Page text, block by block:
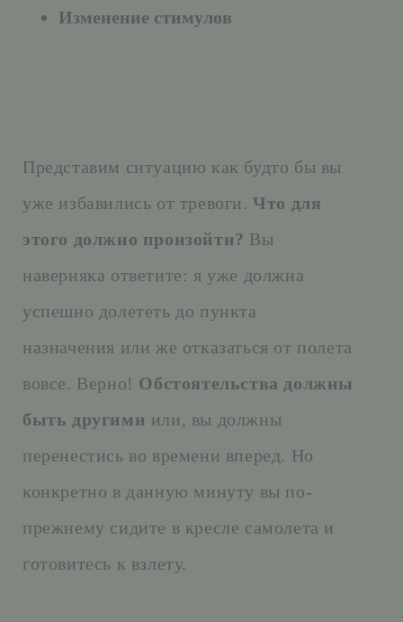
Изменение стимулов
Представим ситуацию как будто бы вы
уже избавились от тревоги.Что для
этого должно произойти? Вы
наверняка ответите: я уже должна
успешно долететь до пункта
назначения или же отказаться от полета
вовсе. Верно! Обстоятельства должны
быть другими или, вы должны
перенестись во времени вперед. Но
конкретно в данную минуту вы по-
прежнему сидите в кресле самолета и
готовитесь к взлету.